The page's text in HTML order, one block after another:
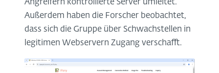
Angreifern kontrollierte Server umleitet.
Außerdem haben die Forscher beobachtet,
dass sich die Gruppe über Schwachstellen in
legitimen Webservern Zugang verschafft.